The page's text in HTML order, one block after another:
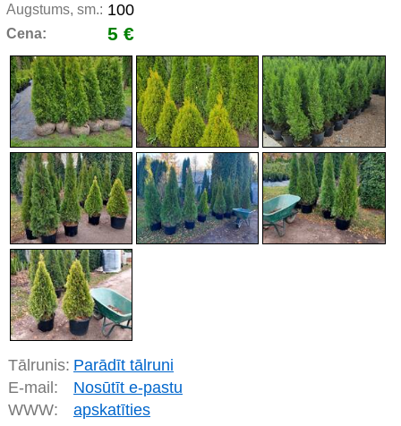
Augstums, sm.: 100
Cena: 5 €
Tālrunis: Parādīt tālruni
E-mail:
Nosūtīt e-pastu
WWW:
apskatīties